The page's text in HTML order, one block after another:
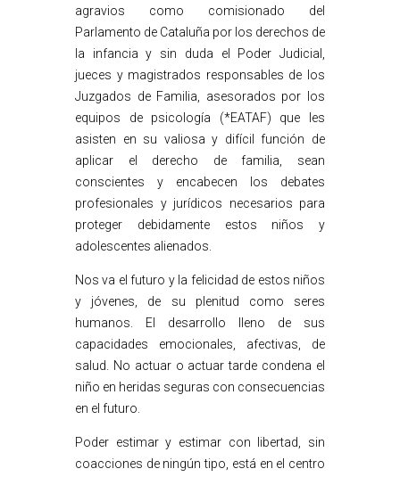
agravios como comisionado del
Parlamento de Cataluña por los derechos de
la infancia y sin duda el Poder Judicial,
jueces y magistrados responsables de los
Juzgados de Familia, asesorados por los
equipos de psicología (*EATAF) que les
asisten en su valiosa y difícil función de
aplicar el derecho de familia, sean
conscientes y encabecen los debates
profesionales y jurídicos necesarios para
proteger debidamente estos niños y
adolescentes alienados.
Nos va el futuro y la felicidad de estos niños
y jóvenes, de su plenitud como seres
humanos. El desarrollo lleno de sus
capacidades emocionales, afectivas, de
salud. No actuar o actuar tarde condena el
niño en heridas seguras con consecuencias
en el futuro.
Poder estimar y estimar con libertad, sin
coacciones de ningún tipo, está en el centro